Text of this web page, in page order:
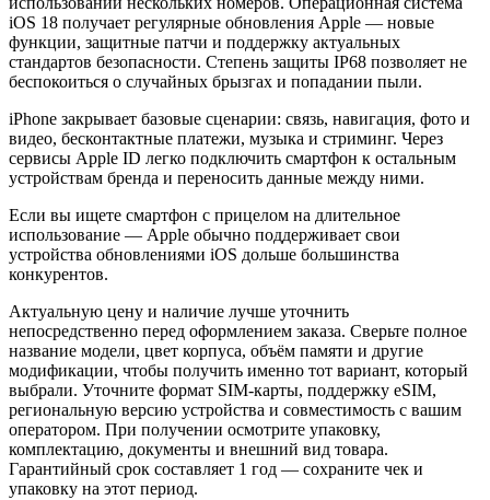
iOS 18 получает регулярные обновления Apple — новые
функции, защитные патчи и поддержку актуальных
стандартов безопасности. Степень защиты IP68 позволяет не
беспокоиться о случайных брызгах и попадании пыли.
iPhone закрывает базовые сценарии: связь, навигация, фото и
видео, бесконтактные платежи, музыка и стриминг. Через
сервисы Apple ID легко подключить смартфон к остальным
устройствам бренда и переносить данные между ними.
Если вы ищете смартфон с прицелом на длительное
использование — Apple обычно поддерживает свои
устройства обновлениями iOS дольше большинства
конкурентов.
Актуальную цену и наличие лучше уточнить
непосредственно перед оформлением заказа. Сверьте полное
название модели, цвет корпуса, объём памяти и другие
модификации, чтобы получить именно тот вариант, который
выбрали. Уточните формат SIM-карты, поддержку eSIM,
региональную версию устройства и совместимость с вашим
оператором. При получении осмотрите упаковку,
комплектацию, документы и внешний вид товара.
Гарантийный срок составляет 1 год — сохраните чек и
упаковку на этот период.